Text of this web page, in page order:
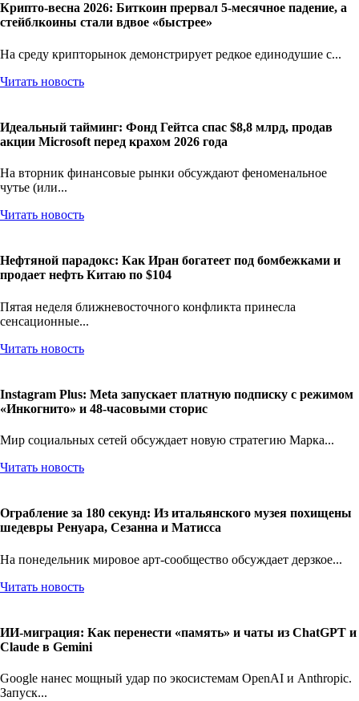
Крипто-весна 2026: Биткоин прервал 5-месячное падение, а
стейблкоины стали вдвое «быстрее»
На среду крипторынок демонстрирует редкое единодушие с...
Читать новость
Идеальный тайминг: Фонд Гейтса спас $8,8 млрд, продав
акции Microsoft перед крахом 2026 года
На вторник финансовые рынки обсуждают феноменальное
чутье (или...
Читать новость
Нефтяной парадокс: Как Иран богатеет под бомбежками и
продает нефть Китаю по $104
Пятая неделя ближневосточного конфликта принесла
сенсационные...
Читать новость
Instagram Plus: Meta запускает платную подписку с режимом
«Инкогнито» и 48-часовыми сторис
Мир социальных сетей обсуждает новую стратегию Марка...
Читать новость
Ограбление за 180 секунд: Из итальянского музея похищены
шедевры Ренуара, Сезанна и Матисса
На понедельник мировое арт-сообщество обсуждает дерзкое...
Читать новость
ИИ-миграция: Как перенести «память» и чаты из ChatGPT и
Claude в Gemini
Google нанес мощный удар по экосистемам OpenAI и Anthropic.
Запуск...